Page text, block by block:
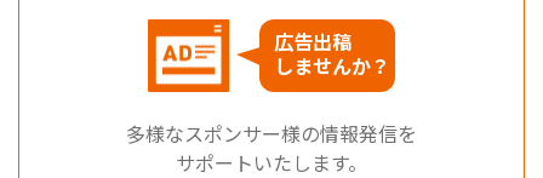
広告出稿
しませんか？
多様なスポンサー様の情報発信を
サポートいたします。